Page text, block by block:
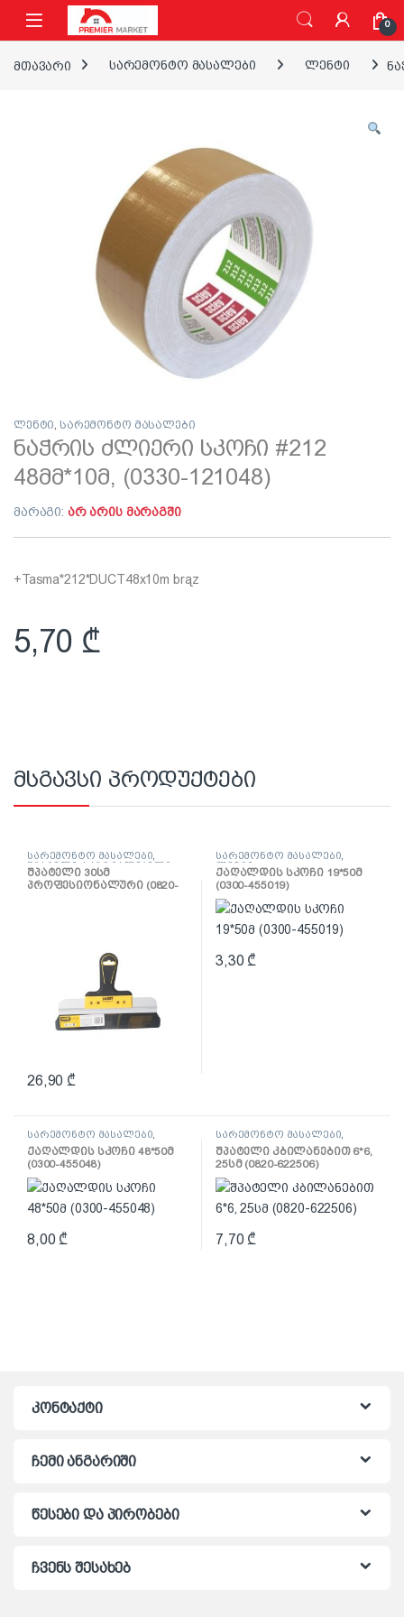
ნავიგაციაზე გადასვლა
შინაარსზე გადასვლა
0
მთავარი სარემონტო მასალები ლენტი
ლენტი, სარემონტო მასალები
ნაჭრის ძლიერი სკოჩი #212
48მმ*10მ, (0330-121048)
მარაგი: არ არის მარაგში
+Tasma*212*DUCT48x10m brąz
5,70 ₾
მსგავსი პროდუქტები
სარემონტო მასალები
შპატელი, საპრიალებელი,
ქაფჩა
შპატელი 30სმ
პროფესიონალური (0820-
26,90₾
სარემონტო მასალები
ლენტი
ქაღალდის სკოჩი 19*50მ
(0300-455019)
3,30₾
სარემონტო მასალები
ლენტი
ქაღალდის სკოჩი 48*50მ
(0300-455048)
8,00 ₾
სარემონტო მასალები
შპატელი, საპრიალებელი,
ქაფჩა
შპატელი კბილანებით 6*6,
25სმ (0820-622506)
7,70 ₾
კონტაქტი
ჩემი ანგარიში
წესები და პირობები
ჩვენს შესახებ